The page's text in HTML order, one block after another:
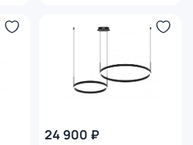
24 900 ₽